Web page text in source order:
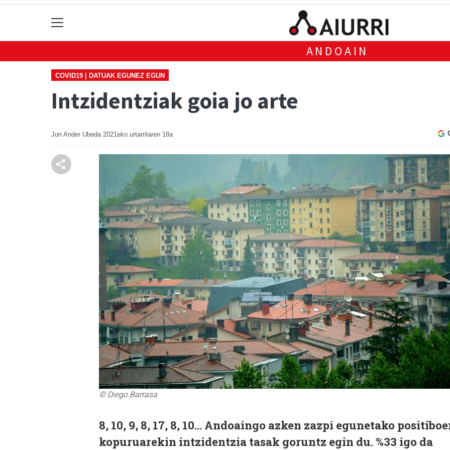
ANDOAIN
COVID19 | DATUAK EGUNEZ EGUN
Intzidentziak goia jo arte
Jon Ander Ubeda 2021eko urtarrilaren 18a
© Diego Barrasa
8, 10, 9, 8, 17, 8, 10... Andoaingo azken zazpi egunetako
kopuruarekin intzidentzia tasak goruntz egin du. %33 igo da